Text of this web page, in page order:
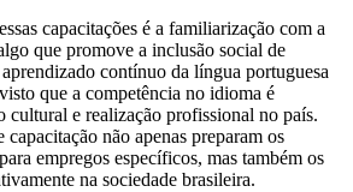
capacitações é a familiarização com a
que promove a inclusão social de
contínuo da língua portuguesa
que a competência no idioma é
cultural e realização profissional no país.
não apenas preparam os
empregos específicos, mas também os
na sociedade brasileira.